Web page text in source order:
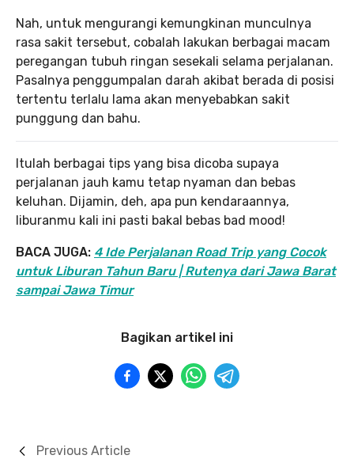
Nah, untuk mengurangi kemungkinan munculnya
rasa sakit tersebut, cobalah lakukan berbagai macam
peregangan tubuh ringan sesekali selama perjalanan.
Pasalnya penggumpalan darah akibat berada di posisi
tertentu terlalu lama akan menyebabkan sakit
punggung dan bahu.
Itulah berbagai tips yang bisa dicoba supaya
perjalanan jauh kamu tetap nyaman dan bebas
keluhan. Dijamin, deh, apa pun kendaraannya,
liburanmu kali ini pasti bakal bebas bad mood!
BACA JUGA: 4 Ide Perjalanan Road Trip yang Cocok
untuk Liburan Tahun Baru | Rutenya dari Jawa Barat
sampai Jawa Timur
Bagikan artikel ini
Previous Article